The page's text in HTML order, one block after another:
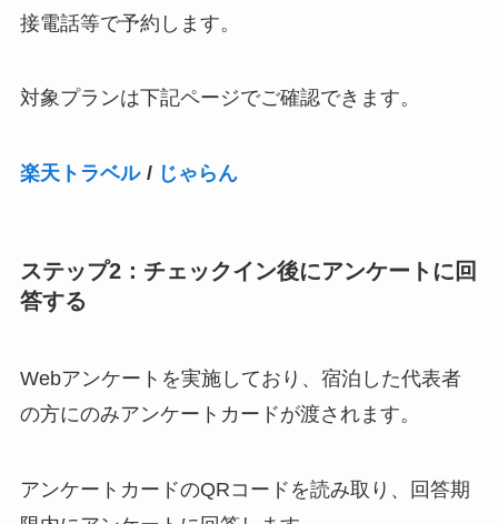
接電話等で予約します。
対象プランは下記ページでご確認できます。
楽天トラベル/ じゃらん
ステップ2：チェックイン後にアンケートに回
答する
Webアンケートを実施しており、宿泊した代表者
の方にのみアンケートカードが渡されます。
アンケートカードのQRコードを読み取り、回答期